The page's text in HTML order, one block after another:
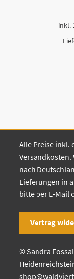
inkl.
Alle Preise inkl.
nach
Lieferungen in
bitte per E-Mail
Vertrag
© Sandra